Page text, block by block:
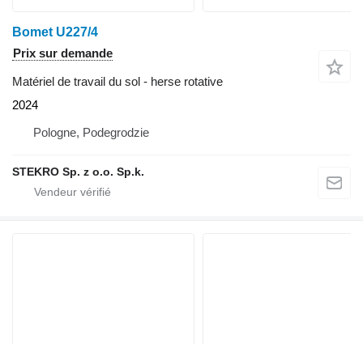
Bomet U227/4
Prix sur demande
Matériel de travail du sol - herse rotative
2024
Pologne, Podegrodzie
STEKRO Sp. z o.o. Sp.k.